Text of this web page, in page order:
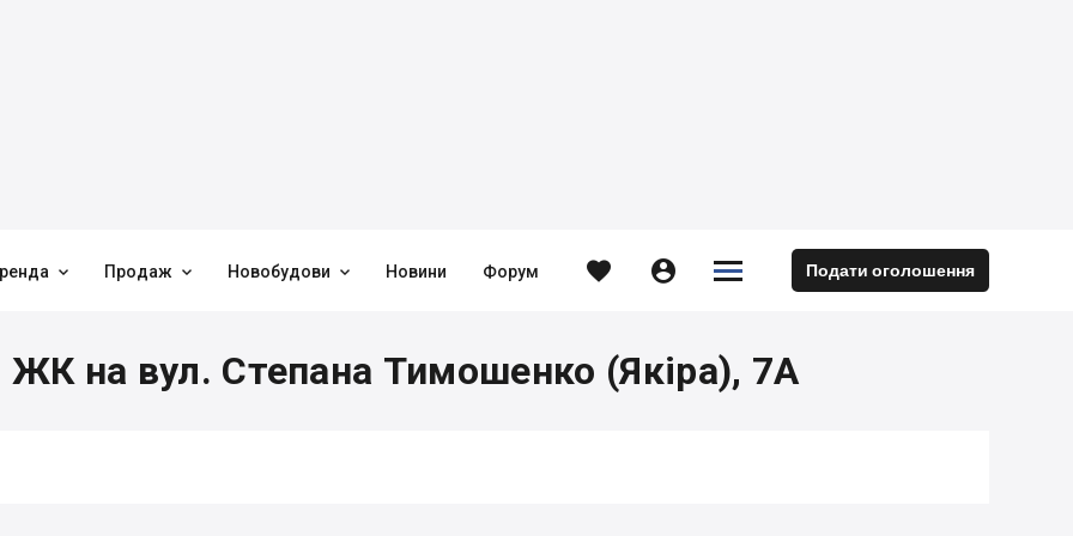
 Продаж  Новобудови  Новини Форум   

 Подати оголошення
ЖК на вул. Степана Тимошенко (Якіра), 7А